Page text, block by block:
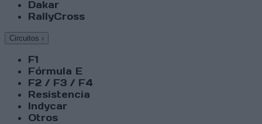
Dakar
RallyCross
Circuitos ›
F1
Fórmula E
F2 / F3 / F4
Resistencia
Indycar
Otros